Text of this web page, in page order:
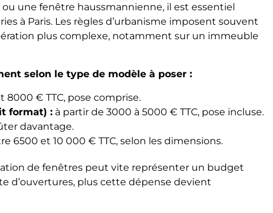
une fenêtre haussmannienne, il est essentiel
à Paris. Les règles d’urbanisme imposent souvent
plus complexe, notamment sur un immeuble
selon le type de modèle à poser :
€ TTC, pose comprise.
format) :à partir de 3000 à 5000 € TTC, pose incluse.
davantage.
6500 et 10 000 € TTC, selon les dimensions.
de fenêtres peut vite représenter un budget
d’ouvertures, plus cette dépense devient